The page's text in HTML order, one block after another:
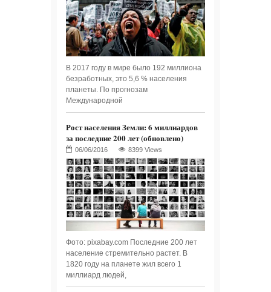
В 2017 году в мире было 192 миллиона
безработных, это 5,6 % населения
планеты. По прогнозам
Международной
Рост населения Земли: 6 миллиардов
за последние 200 лет (обновлено)
8399 Views
Фото: pixabay.com Последние 200 лет
население стремительно растет. В
1820 году на планете жил всего 1
миллиард людей,